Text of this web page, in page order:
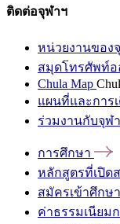
ติดต่อจุฬาฯ
หน่วยงานของ
สมุดโทรศัพท์
Chula Map
แผนที่และการ
ร่วมงานกับจุฬ
การศึกษา
หลักสูตรที่เปิด
สมัครเข้าศึกษา
ค่าธรรมเนียม